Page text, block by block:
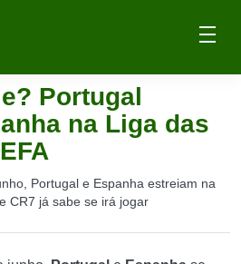
Portugal
na Liga das
Portugal e Espanha estreiam na
CR7 já sabe se irá jogar